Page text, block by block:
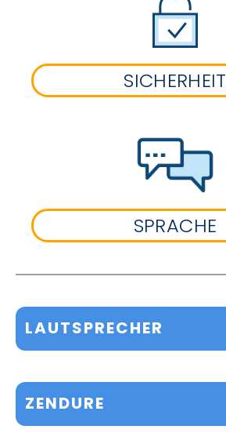
SICHERHEIT
SPRACHE
LAUTSPRECHER
ZENDURE